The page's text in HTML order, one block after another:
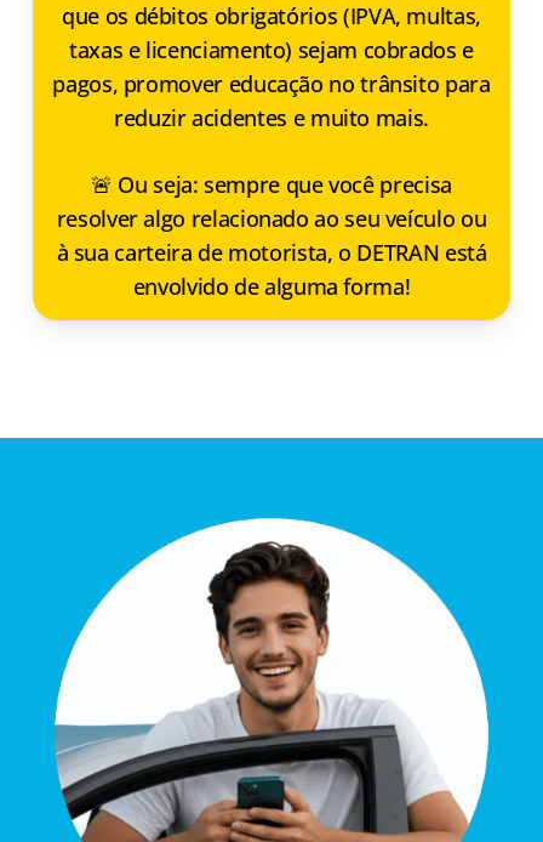
que os débitos obrigatórios (IPVA, multas,
taxas e licenciamento) sejam cobrados e
pagos, promover educação no trânsito para
reduzir acidentes e muito mais.
🚨 Ou seja: sempre que você precisa
resolver algo relacionado ao seu veículo ou
à sua carteira de motorista, o DETRAN está
envolvido de alguma forma!